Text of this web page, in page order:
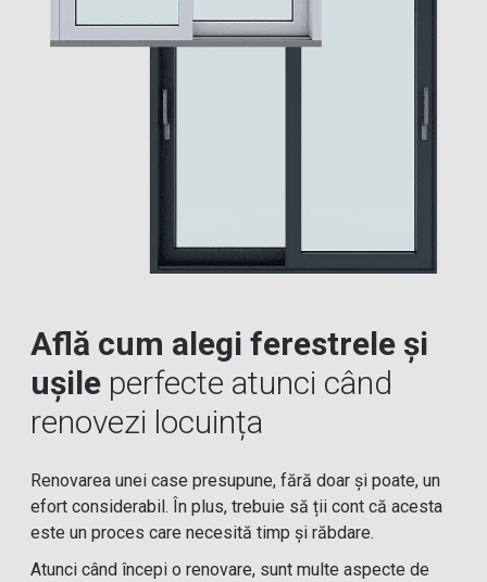
Află cum alegi ferestrele și
ușile perfecte atunci când
renovezi locuința
Renovarea unei case presupune, fără doar și poate, un
efort considerabil. În plus, trebuie să ții cont că acesta
este un proces care necesită timp și răbdare.
Atunci când începi o renovare, sunt multe aspecte de